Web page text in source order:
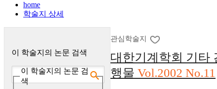
home
학술지 상세
이 학술지의 논문 검색
이 학술지의 논문 검
색
관심학술지
대한기계학회 기타
행물 Vol.2002 No.11